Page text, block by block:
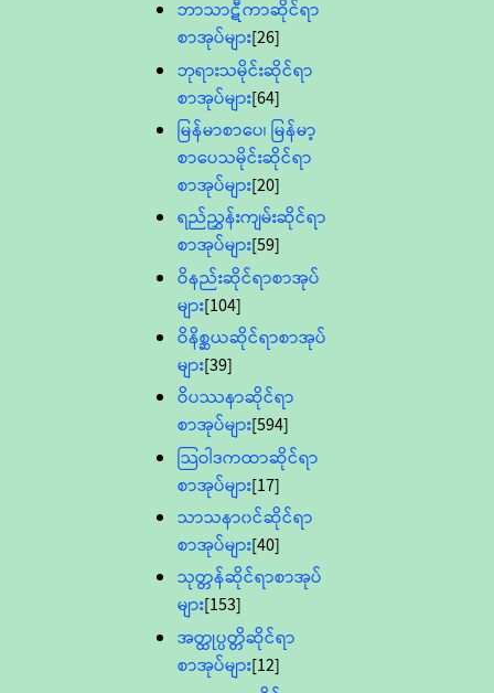
ဘာသာဋီကာဆိုင်ရာ
စာအုပ်များ[26]
ဘုရားသမိုင်းဆိုင်ရာ
စာအုပ်များ[64]
မြန်မာစာပေ၊ မြန်မာ့
စာပေသမိုင်းဆိုင်ရာ
စာအုပ်များ[20]
ရည်ညွှန်းကျမ်းဆိုင်ရာ
စာအုပ်များ[59]
ဝိနည်းဆိုင်ရာစာအုပ်
များ[104]
ဝိနိစ္ဆယဆိုင်ရာစာအုပ်
များ[39]
ဝိပဿနာဆိုင်ရာ
စာအုပ်များ[594]
သြဝါဒကထာဆိုင်ရာ
စာအုပ်များ[17]
သာသနာ၀င်ဆိုင်ရာ
စာအုပ်များ[40]
သုတ္တန်ဆိုင်ရာစာအုပ်
များ[153]
အတ္ထုပ္ပတ္တိဆိုင်ရာ
စာအုပ်များ[12]